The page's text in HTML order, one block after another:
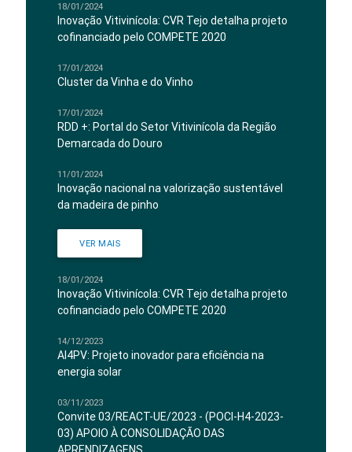
18/01/2024
Inovação Vitivinícola: CVR Tejo detalha projeto
cofinanciado pelo COMPETE 2020
17/01/2024
Cluster da Vinha e do Vinho
17/01/2024
RDD +: Portal do Setor Vitivinícola da Região
Demarcada do Douro
11/01/2024
Inovação nacional na valorização sustentável
da madeira de pinho
VER MAIS
18/01/2024
Inovação Vitivinícola: CVR Tejo detalha projeto
cofinanciado pelo COMPETE 2020
14/12/2023
AI4PV: Projeto inovador para eficiência na
energia solar
03/11/2023
Convite 03/REACT-UE/2023 - (POCI-H4-2023-
03) APOIO À CONSOLIDAÇÃO DAS